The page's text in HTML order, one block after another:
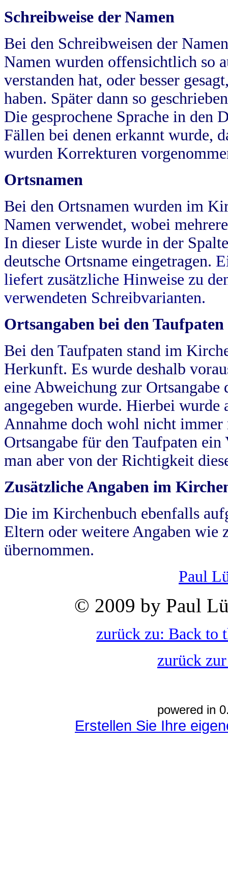
Schreibweise der Namen
Bei den Schreibweisen der
Namen wurden offensichtlich so
verstanden hat, oder besser
haben. Später dann so
Die gesprochene Sprache in
Fällen bei denen erkannt wurde,
wurden Korrekturen
Ortsnamen
Bei den Ortsnamen wurden im
Namen verwendet, wobei
In dieser Liste wurde in der
deutsche Ortsname eingetragen.
liefert zusätzliche Hinweise zu
verwendeten Schreibvarianten.
Ortsangaben bei den Taufpaten
Bei den Taufpaten stand im
Herkunft. Es wurde deshalb
eine Abweichung zur
angegeben wurde. Hierbei wurde
Annahme doch wohl nicht
Ortsangabe für den Taufpaten
man aber von der Richtigkeit
Zusätzliche Angaben im
Die im Kirchenbuch ebenfalls
Eltern oder weitere Angaben wie
übernommen.
Paul
© 2009 by Paul
zurück zu: Back to
zurück
powered in
Erstellen Sie Ihre